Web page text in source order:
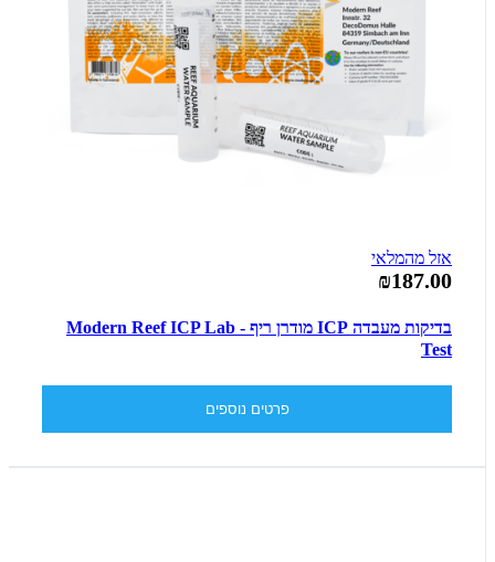
אזל מהמלאי
₪187.00
בדיקות מעבדה ICP מודרן ריף - Modern Reef ICP Lab
Test
פרטים נוספים